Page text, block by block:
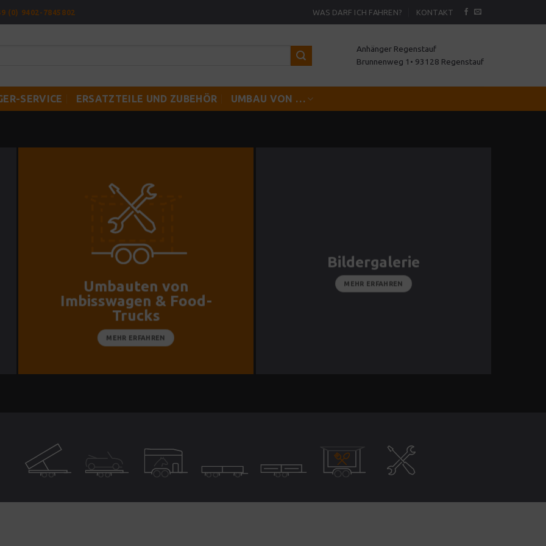
(0) 9402-7845802 WAS DARF ICH FAHREN? KONTAKT
Anhänger Regenstauf
Brunnenweg 1• 93128 Regenstauf
SERVICE ERSATZTEILE UND ZUBEHÖR UMBAU VON …
Umbauten von
Imbisswagen & Food-
Trucks
MEHR ERFAHREN
Bildergalerie
MEHR ERFAHREN